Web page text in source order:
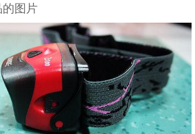
的图片